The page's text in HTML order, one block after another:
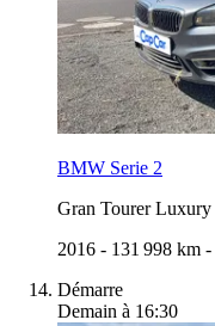
BMW Serie 2
Gran Tourer Luxury
2016 - 131 998 km -
Démarre
Demain à 16:30